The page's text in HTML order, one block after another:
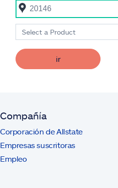
Select a Product
ir
Compañía
Corporación de Allstate
Empresas suscritoras
Empleo